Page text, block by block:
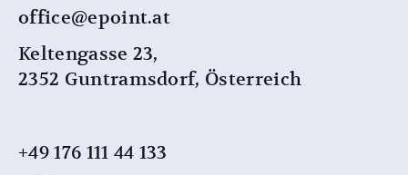
office@epoint.at
Keltengasse 23,
2352 Guntramsdorf, Österreich
+49 176 111 44 133